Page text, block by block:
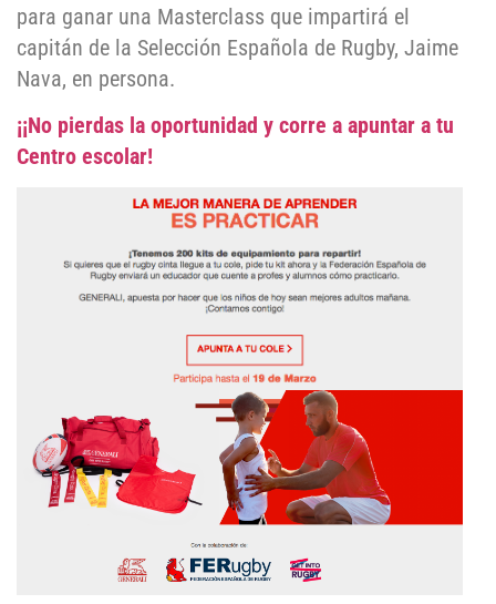
para ganar una Masterclass que impartirá el
capitán de la Selección Española de Rugby, Jaime
Nava, en persona.
¡¡No pierdas la oportunidad y corre a apuntar a tu
Centro escolar!